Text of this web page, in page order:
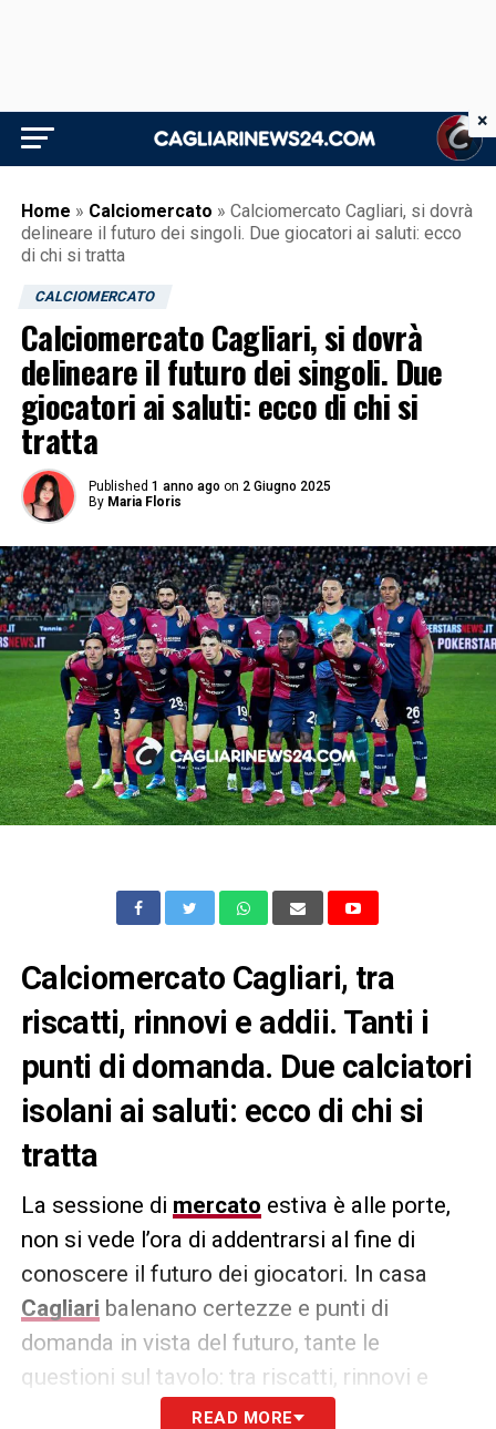
Home » Calciomercato » Calciomercato Cagliari, si dovrà
delineare il futuro dei singoli. Due giocatori ai saluti: ecco
di chi si tratta
CALCIOMERCATO
Calciomercato Cagliari, si dovrà
delineare il futuro dei singoli. Due
giocatori ai saluti: ecco di chi si
tratta
Published 1 anno ago on 2 Giugno 2025
By Maria Floris
Calciomercato Cagliari, tra
riscatti, rinnovi e addii. Tanti i
punti di domanda. Due calciatori
isolani ai saluti: ecco di chi si
tratta
La sessione di mercato estiva è alle porte,
non si vede l’ora di addentrarsi al fine di
conoscere il futuro dei giocatori. In casa
Cagliari balenano certezze e punti di
domanda in vista del futuro, tante le
questioni sul tavolo: tra riscatti, rinnovi e
addii. Nella giornata di domani martedì 3
READ MORE
×